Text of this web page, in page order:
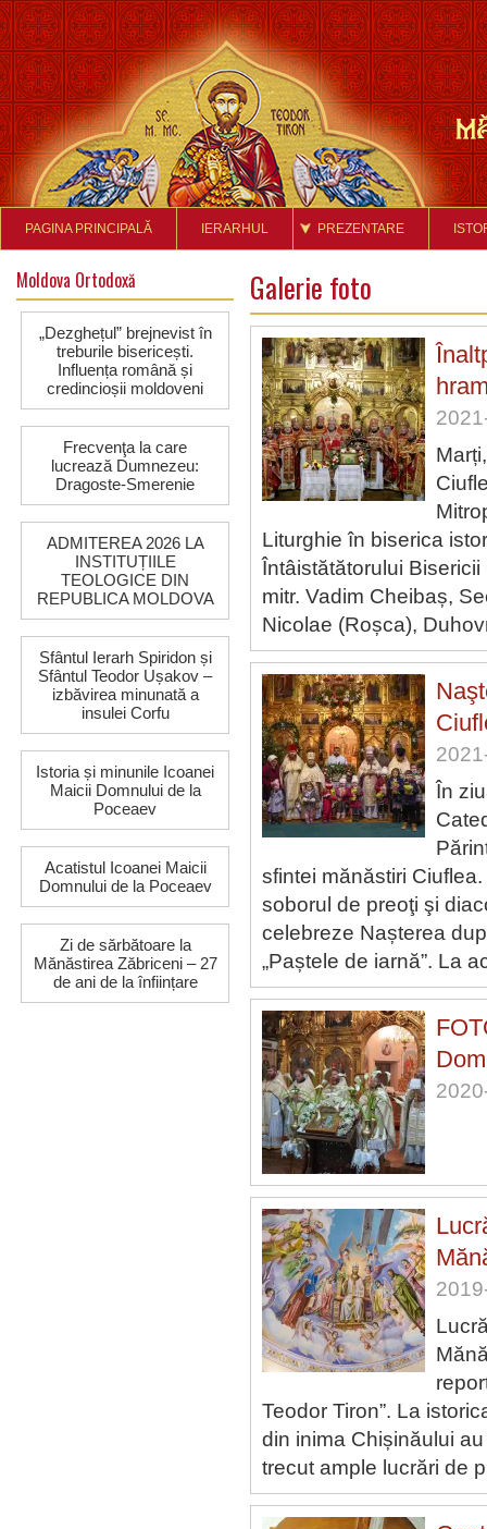
PAGINA PRINCIPALĂ IERARHUL PREZENTARE
Moldova Ortodoxă
„Dezghețul” brejnevist în
treburile bisericești.
Influența română și
credincioșii moldoveni
Frecvenţa la care
lucrează Dumnezeu:
Dragoste-Smerenie
ADMITEREA 2026 LA
INSTITUȚIILE
TEOLOGICE DIN
REPUBLICA MOLDOVA
Sfântul Ierarh Spiridon și
Sfântul Teodor Ușakov –
izbăvirea minunată a
insulei Corfu
Istoria și minunile Icoanei
Maicii Domnului de la
Poceaev
Acatistul Icoanei Maicii
Domnului de la Poceaev
Zi de sărbătoare la
Mănăstirea Zăbriceni – 27
de ani de la înființare
Galerie foto
Liturghie în biserica
Întâistătătorului
mitr. Vadim Cheibaș,
Nicolae (Roșca),
În
sfintei mănăstiri
soborul de preoţi şi
celebreze Nașterea
„Paștele de iarnă”. La
Teodor Tiron”. La
din inima Chișinăului
trecut ample lucrări de